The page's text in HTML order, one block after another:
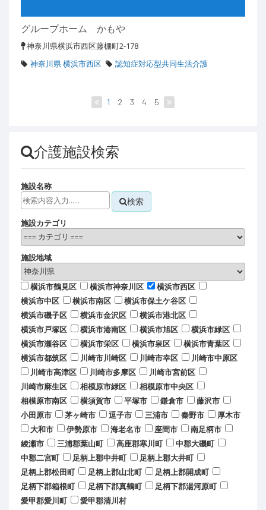
グループホーム かもや
神奈川県横浜市西区藤棚町2-178
神奈川県 横浜市西区
認知症対応型共同生活介護
1 2 3 4 5
介護施設検索
施設名称
検索
施設カテゴリ
施設地域
横浜市鶴見区 横浜市神奈川区
横浜市西区
横浜市中区
横浜市南区
横浜市保土ケ谷区
横浜市磯子区
横浜市金沢区
横浜市港北区
横浜市戸塚区
横浜市港南区 横浜市旭区
横浜市緑区
横浜市瀬谷区
横浜市栄区 横浜市泉区
横浜市青葉区
横浜市都筑区
川崎市川崎区 川崎市幸区
川崎市中原区
川崎市高津区
川崎市多摩区
川崎市宮前区
川崎市麻生区
相模原市緑区
相模原市中央区
相模原市南区
横須賀市 平塚市 鎌倉市
藤沢市
小田原市
茅ヶ崎市 逗子市 三浦市 秦野市
厚木市
大和市
伊勢原市 海老名市 座間市
南足柄市
綾瀬市
三浦郡葉山町 高座郡寒川町
中郡大磯町
中郡二宮町
足柄上郡中井町
足柄上郡大井町
足柄上郡松田町
足柄上郡山北町
足柄上郡開成町
足柄下郡箱根町
足柄下郡真鶴町
足柄下郡湯河原町
愛甲郡愛川町
愛甲郡清川村